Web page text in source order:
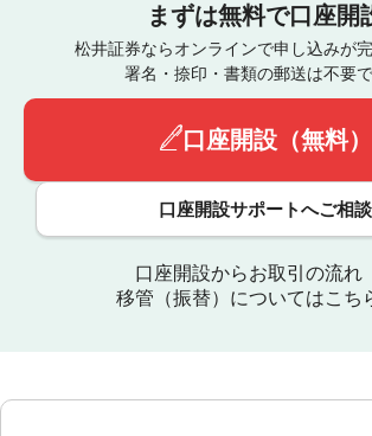
まずは無料で口座開
松井証券ならオンラインで申し込みが完
署名・捺印・書類の郵送は不要で
口座開設（無料）
口座開設サポートへご相談
口座開設からお取引の流れ
移管（振替）についてはこち